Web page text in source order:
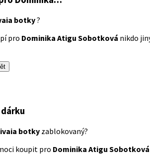
botky?
pro Dominika Atigu Sobotková nikdo
botky zablokovaný?
koupit pro Dominika Atigu Sobotková